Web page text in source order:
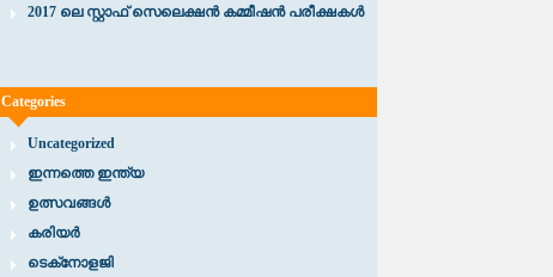
2017 ലെ സ്റ്റാഫ് സെലെക്ഷൻ കമ്മീഷൻ പരീക്ഷകൾ
Categories
Uncategorized
ഇന്നത്തെ ഇന്ത്യ
ഉത്സവങ്ങൾ
കരിയർ
ടെക്‌നോളജി